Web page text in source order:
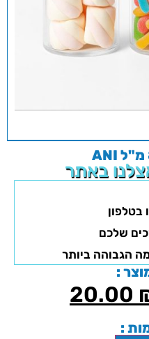
באתר
בטלפון
שלכם
הגבוהה ביותר
:
20.00
: